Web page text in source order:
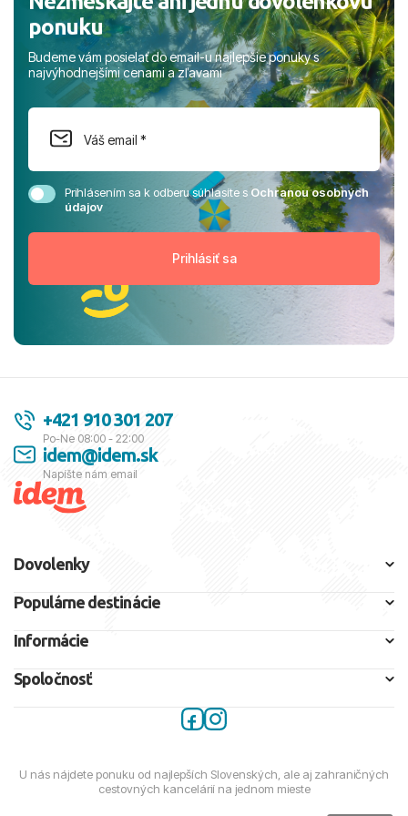
ponuku
Budeme vám posielať do email-u najlepšie ponuky s
najvýhodnejšími cenami a zľavami
Prihlásením sa k odberu súhlasíte sOchranou osobných
údajov
+421 910 301 207
Po-Ne 08:00 - 22:00
idem@idem.sk
Napíšte nám email
Dovolenky
Populárne destinácie
Informácie
Spoločnosť
U nás nájdete ponuku od najlepších Slovenských, ale aj zahraničných
cestovných kancelárií na jednom mieste